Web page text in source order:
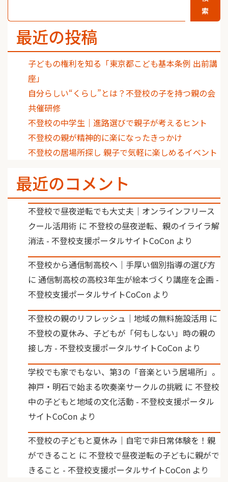
索
最近の投稿
子どもの権利を知る「東京都こども基本条例 出前講
座」
自分らしい“くらし”とは？不登校の子を持つ親の会
共催研修
不登校の中学生｜進路選びで親子が考えるヒント
不登校の親が精神的に楽になったきっかけ
不登校の居場所探し 親子で気軽に楽しめるイベント
最近のコメント
不登校で昼夜逆転でも大丈夫｜オンラインフリース
クール活用術 に 不登校の昼夜逆転、親のイライラ解
消法 - 不登校支援ポータルサイトCoCon より
不登校から通信制高校へ｜手厚い個別指導の選び方
に 通信制高校の高校3年生が絵本づくり講座を企画 -
不登校支援ポータルサイトCoCon より
不登校の親のリフレッシュ｜地域の無料施設活用 に
不登校の夏休み、子どもが「何もしない」時の親の
接し方 - 不登校支援ポータルサイトCoCon より
学校でも家でもない、第3の「音楽という居場所」。
神戸・明石で始まる吹奏楽サークルの挑戦 に 不登校
中の子どもと地域の文化活動 - 不登校支援ポータル
サイトCoCon より
不登校の子どもと夏休み｜自宅で非日常体験を！親
ができること に 不登校で昼夜逆転の子どもに親がで
きること - 不登校支援ポータルサイトCoCon より